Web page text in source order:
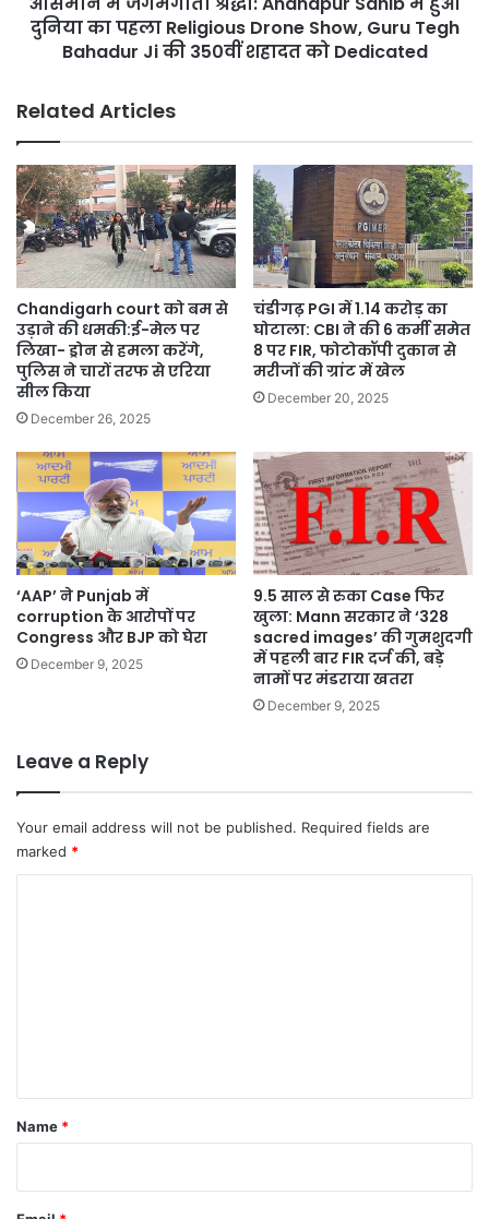
पहला
Religious
Guru
Tegh
Bahadur
Ji
की
350वीं
शहादत
को
Dedicated
दुनिया का पहला Religious Drone Show, Guru Tegh
Bahadur Ji की 350वीं शहादत को Dedicated
Related Articles
Chandigarh court को बम से
उड़ाने की धमकी:ई-मेल पर
लिखा- ड्रोन से हमला करेंगे,
पुलिस ने चारों तरफ से एरिया
सील किया
December 26, 2025
चंडीगढ़ PGI में 1.14 करोड़ का
घोटाला: CBI ने की 6 कर्मी समेत
8 पर FIR, फोटोकॉपी दुकान से
मरीजों की ग्रांट में खेल
December 20, 2025
‘AAP’ ने Punjab में
corruption के आरोपों पर
Congress और BJP को घेरा
December 9, 2025
9.5 साल से रुका Case फिर
खुला: Mann सरकार ने ‘328
sacred images’ की गुमशुदगी
में पहली बार FIR दर्ज की, बड़े
नामों पर मंडराया खतरा
December 9, 2025
Leave a Reply
Your email address will not be published. Required fields are
marked *
*
Name *